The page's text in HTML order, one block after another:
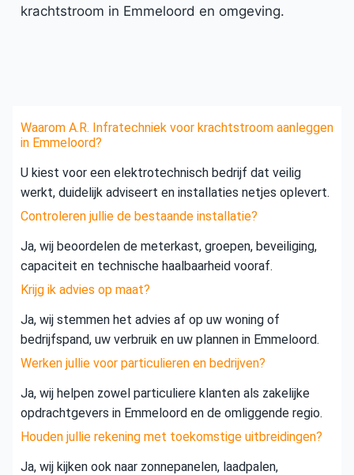
krachtstroom in Emmeloord en omgeving.
Waarom A.R. Infratechniek voor krachtstroom aanleggen
in Emmeloord?
U kiest voor een elektrotechnisch bedrijf dat veilig
werkt, duidelijk adviseert en installaties netjes oplevert.
Controleren jullie de bestaande installatie?
Ja, wij beoordelen de meterkast, groepen, beveiliging,
capaciteit en technische haalbaarheid vooraf.
Krijg ik advies op maat?
Ja, wij stemmen het advies af op uw woning of
bedrijfspand, uw verbruik en uw plannen in Emmeloord.
Werken jullie voor particulieren en bedrijven?
Ja, wij helpen zowel particuliere klanten als zakelijke
opdrachtgevers in Emmeloord en de omliggende regio.
Houden jullie rekening met toekomstige uitbreidingen?
Ja, wij kijken ook naar zonnepanelen, laadpalen,